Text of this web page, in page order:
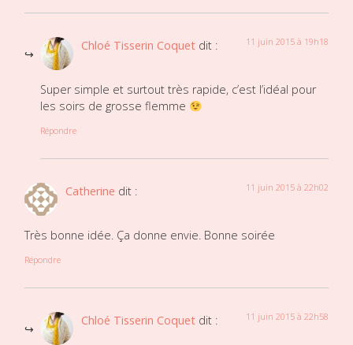
Chloé Tisserin Coquet dit : 11 juin 2015 à 19h18
Super simple et surtout très rapide, c’est l’idéal pour
les soirs de grosse flemme
Répondre
Catherine dit : 11 juin 2015 à 22h02
Très bonne idée. Ça donne envie. Bonne soirée
Répondre
Chloé Tisserin Coquet dit : 11 juin 2015 à 22h58